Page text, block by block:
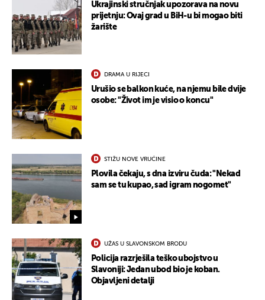
Ukrajinski stručnjak upozorava na novu
prijetnju: Ovaj grad u BiH-u bi mogao biti
žarište
DRAMA U RIJECI
Urušio se balkon kuće, na njemu bile dvije
osobe: "Život im je visio o koncu"
STIŽU NOVE VRUĆINE
Plovila čekaju, s dna izviru čuda: "Nekad
sam se tu kupao, sad igram nogomet"
UŽAS U SLAVONSKOM BRODU
Policija razrješila teško ubojstvo u
Slavoniji: Jedan ubod bio je koban.
Objavljeni detalji